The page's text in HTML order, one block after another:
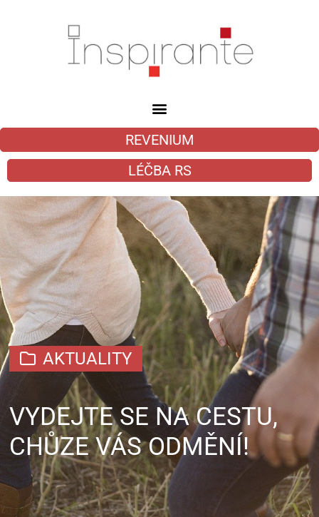
REVENIUM
LÉČBA RS
AKTUALITY
VYDEJTE SE NA CESTU,
CHŮZE VÁS ODMĚNÍ!